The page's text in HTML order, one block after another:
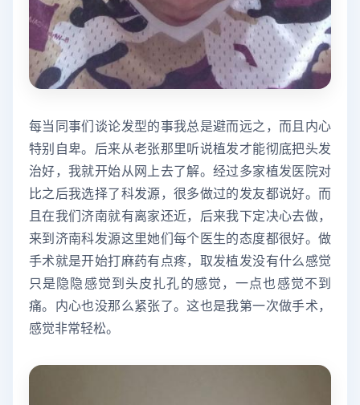
每当同事们谈论发型的事我总是避而远之，而且内心
特别自卑。后来从老张那里听说植发才能彻底把头发
治好，我就开始从网上去了解。经过多家植发医院对
比之后我选择了科发源，很多做过的发友都说好。而
且在我们济南就有离家还近，后来我下定决心去做，
来到济南科发源这里她们每个医生的态度都很好。做
手术就是开始打麻药有点疼，取发植发没有什么感觉
只是隐隐感觉到头皮扎孔的感觉，一点也感觉不到
痛。内心也没那么紧张了。这也是我第一次做手术，
感觉非常轻松。